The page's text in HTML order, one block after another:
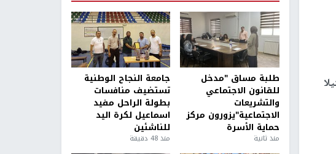
العربي، منذ مطلع العام الجاري إلى 123 قتيلا
طلبة مساق "مدخل
للقانون الاجتماعي
والتشريعات
الاجتماعية"يزورون مركز
حماية الأسرة
منذ ثانية
جامعة النجاح الوطنية
تستضيف منافسات
بطولة الراحل مفيد
اسماعيل لكرة اليد
للناشئين
منذ 48 دقيقة